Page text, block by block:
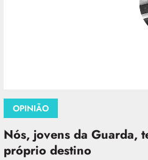
OPINIÃO
Nós, jovens da Guarda,
próprio destino